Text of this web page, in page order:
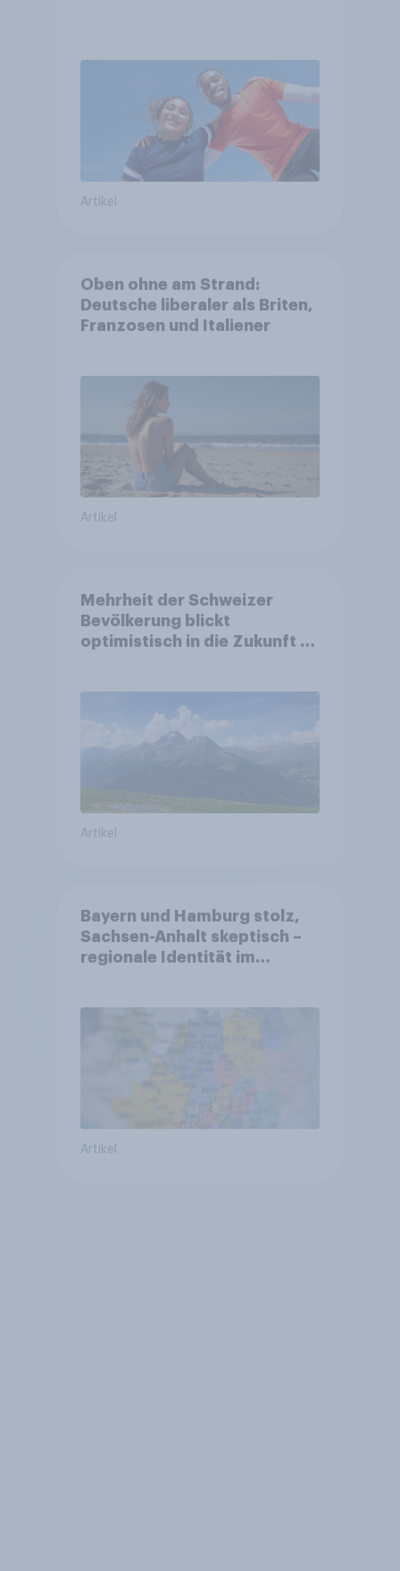
Artikel
Oben ohne am Strand:
Deutsche liberaler als Briten,
Franzosen und Italiener
Artikel
Mehrheit der Schweizer
Bevölkerung blickt
optimistisch in die Zukunft –
Altersvorsorge
Artikel
Bayern und Hamburg stolz,
Sachsen-Anhalt skeptisch –
regionale Identität im
Artikel